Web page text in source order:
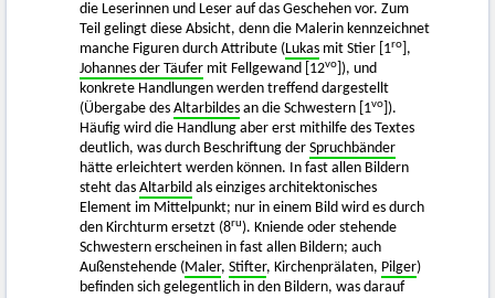
die Leserinnen und Leser auf das Geschehen vor. Zum
Teil gelingt diese Absicht, denn die Malerin kennzeichnet
manche Figuren durch Attribute (Lukas mit Stier [1ro ],
Johannes der Täufer mit Fellgewand [12vo ]), und
konkrete Handlungen werden treffend dargestellt
(Übergabe des Altarbildes an die Schwestern [1vo ]).
Häufig wird die Handlung aber erst mithilfe des Textes
deutlich, was durch Beschriftung der Spruchbänder
hätte erleichtert werden können. In fast allen Bildern
steht das Altarbild als einziges architektonisches
Element im Mittelpunkt; nur in einem Bild wird es durch
den Kirchturm ersetzt (8ru). Kniende oder stehende
Schwestern erscheinen in fast allen Bildern; auch
Außenstehende (Maler, Stifter, Kirchenprälaten, Pilger)
befinden sich gelegentlich in den Bildern, was darauf